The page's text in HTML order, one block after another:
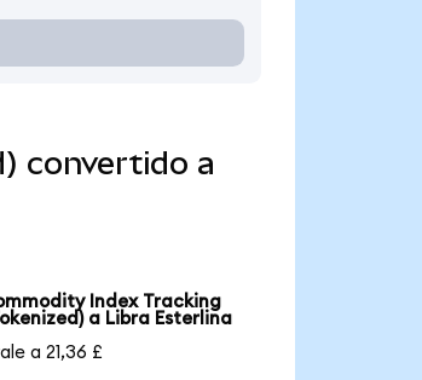
convertido a
Index Tracking
a Libra Esterlina
a 21,36 £